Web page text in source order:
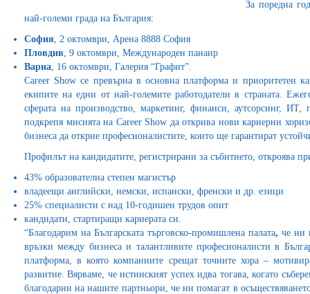
За поредна
най-големи града на България:
София, 2 октомври, Арена 8888 София
Пловдив, 9 октомври, Международен панаир
Варна, 16 октомври, Галерия “Графит”.
Career Show се превърна в основна платформа и приоритетен
екипите на едни от най-големите работодатели в страната.
сферата на производство, маркетинг, финанси, аутсорсинг,
подкрепя мисията на Career Show да открива нови кариерни
бизнеса да открие професионалистите, които ще гарантират
Профилът на кандидатите, регистрирани за събитието, откроява
43% образователна степен магистър
владеещи английски, немски, испански, френски и др. езици
25% специалисти с над 10-годишен трудов опит
кандидати, стартиращи кариерата си.
“Благодарим на Българската търговско-промишлена палата, че ни
връзки между бизнеса и талантливите професионалисти в
платформа, в която компаниите срещат точните хора –
развитие. Вярваме, че истинският успех идва тогава, когато
благодарни на нашите партньори, че ни помагат в